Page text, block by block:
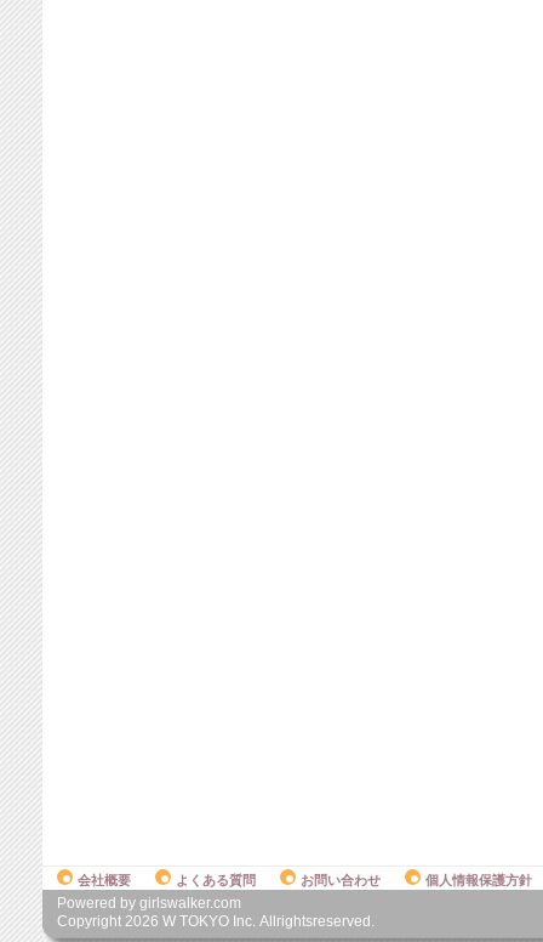
会社概要 よくある質問 お問い合わせ 個人情報保護方針
Powered by girlswalker.com
Copyright 2026 W TOKYO Inc. Allrightsreserved.